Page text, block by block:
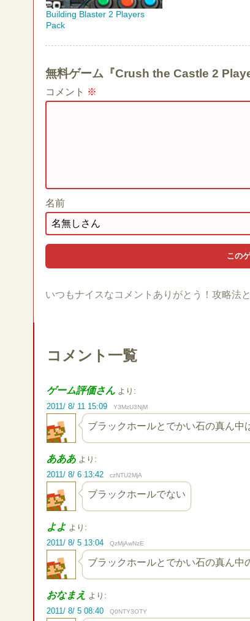
Building Blaster 2 Players
Pack
無料ゲーム『Crush the Castle 2
コメント ※
名前
いつもナイスなコメントありがとう！攻略法
コメント一覧
ゲーム評価さん より:
2011/ 8/ 11 15:09
Y3MzU3NjM
ブラックホールとでかい石の真ん中
あああ より:
2011/ 8/ 6 13:42
czNTU2MjA
ブラックホールでない
よよ より:
2011/ 8/ 5 13:04
QzMjAwNzE
ブラックホールとでかい石の真ん中
おなまえ より:
2011/ 8/ 5 08:40
Q0NTY3OTY